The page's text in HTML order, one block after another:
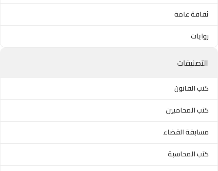
ثقافة عامة
روايات
التصنيفات
كتب القانون
كتب المحاميين
مسابقة القضاء
كتب المحاسبة